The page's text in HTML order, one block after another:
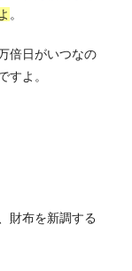
。
倍日がいつなの
すよ。
財布を新調する